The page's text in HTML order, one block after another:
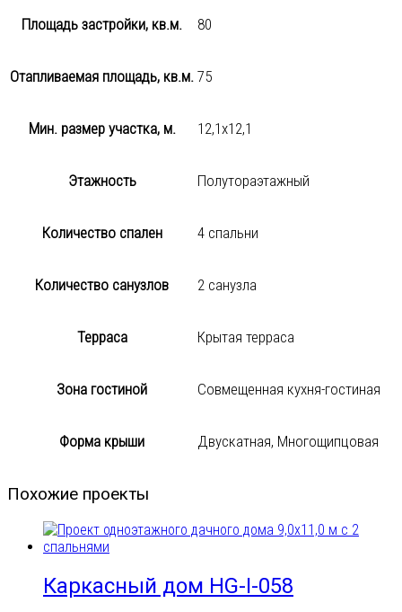
Площадь застройки, кв.м. 80
Отапливаемая площадь, кв.м. 75
Мин. размер участка, м. 12,1х12,1
Этажность Полутораэтажный
Количество спален 4 спальни
Количество санузлов 2 санузла
Терраса Крытая терраса
Зона гостиной Совмещенная кухня-гостиная
Форма крыши Двускатная, Многощипцовая
Похожие проекты
Каркасный дом HG-I-058